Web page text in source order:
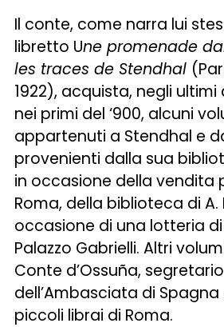
Il conte, come narra lui
libretto Une promenade
les traces de Stendhal
1922), acquista, negli ultimi
nei primi del ‘900, alcuni
appartenuti a Stendhal e
provenienti dalla sua
in occasione della vendita
Roma, della biblioteca di A.
occasione di una lotteria
Palazzo Gabrielli. Altri
Conte d’Ossuña, segretario
dell’Ambasciata di
piccoli librai di Roma.